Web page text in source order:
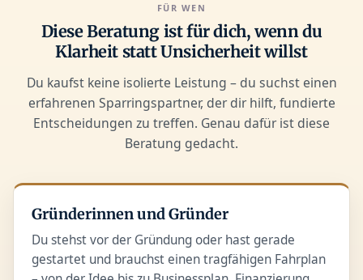
FÜR WEN
Diese Beratung ist für dich, wenn du
Klarheit statt Unsicherheit willst
Du kaufst keine isolierte Leistung – du suchst einen
erfahrenen Sparringspartner, der dir hilft, fundierte
Entscheidungen zu treffen. Genau dafür ist diese
Beratung gedacht.
Gründerinnen und Gründer
Du stehst vor der Gründung oder hast gerade
gestartet und brauchst einen tragfähigen Fahrplan